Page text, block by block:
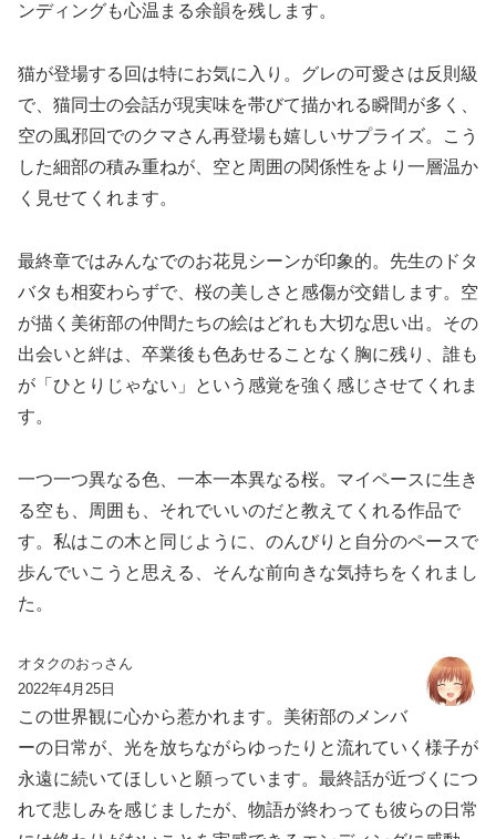
ンディングも心温まる余韻を残します。
猫が登場する回は特にお気に入り。グレの可愛さは反則級
で、猫同士の会話が現実味を帯びて描かれる瞬間が多く、
空の風邪回でのクマさん再登場も嬉しいサプライズ。こう
した細部の積み重ねが、空と周囲の関係性をより一層温か
く見せてくれます。
最終章ではみんなでのお花見シーンが印象的。先生のドタ
バタも相変わらずで、桜の美しさと感傷が交錯します。空
が描く美術部の仲間たちの絵はどれも大切な思い出。その
出会いと絆は、卒業後も色あせることなく胸に残り、誰も
が「ひとりじゃない」という感覚を強く感じさせてくれま
す。
一つ一つ異なる色、一本一本異なる桜。マイペースに生き
る空も、周囲も、それでいいのだと教えてくれる作品で
す。私はこの木と同じように、のんびりと自分のペースで
歩んでいこうと思える、そんな前向きな気持ちをくれまし
た。
オタクのおっさん
2022年4月25日
この世界観に心から惹かれます。美術部のメンバ
ーの日常が、光を放ちながらゆったりと流れていく様子が
永遠に続いてほしいと願っています。最終話が近づくにつ
れて悲しみを感じましたが、物語が終わっても彼らの日常